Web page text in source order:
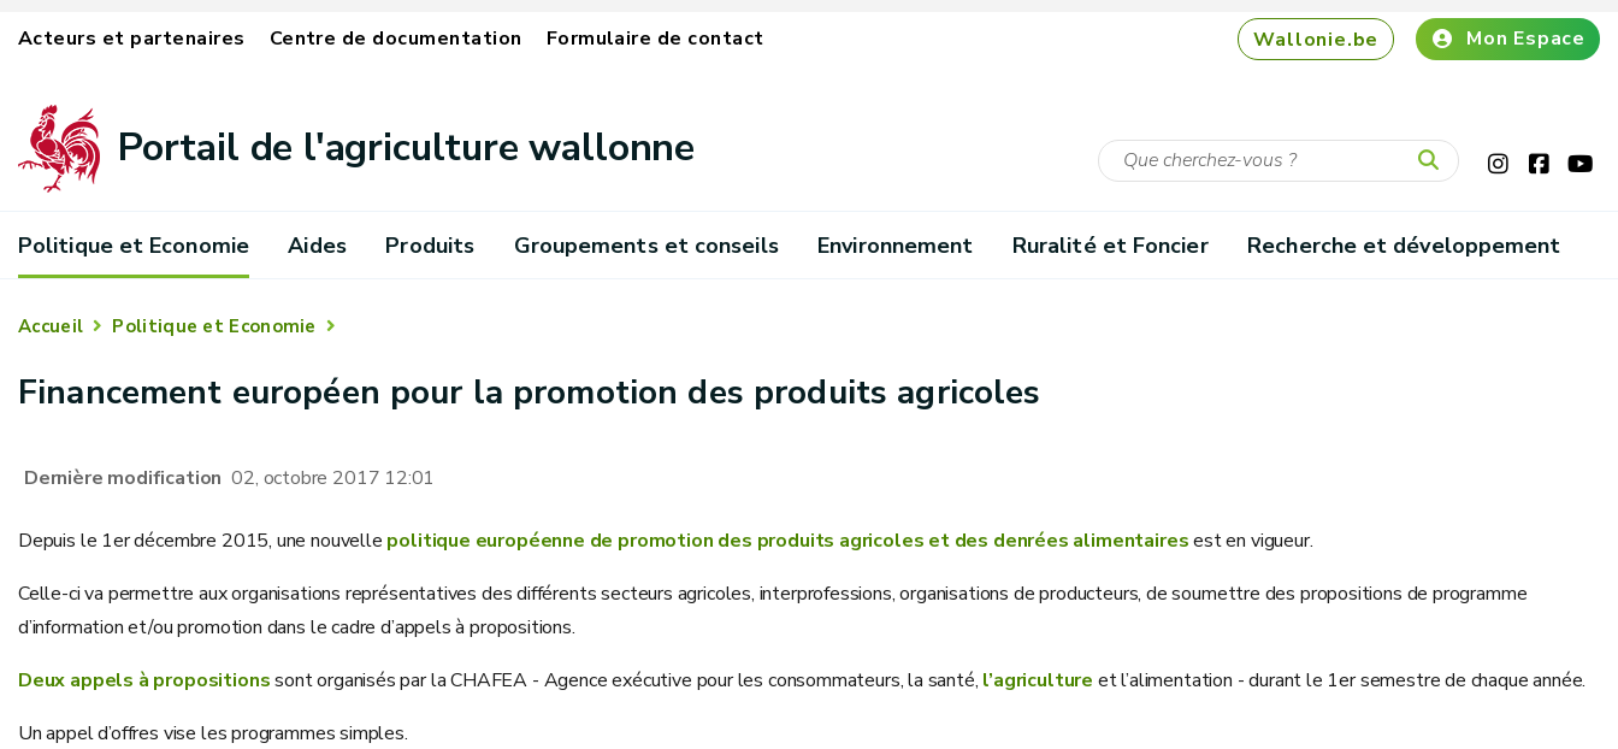
Acteurs et partenaires Centre de documentation Formulaire de contact Wallonie.be Mon Espace
Portail de l'agriculture wallonne
Politique et Economie Aides Produits Groupements et conseils Environnement Ruralité et Foncier Recherche et développement
Accueil Politique et Economie
Financement européen pour la promotion des produits agricoles
Dernière modification 02, octobre 2017 12:01
Depuis le 1er décembre 2015, une nouvelle politique européenne de promotion des produits agricoles et des denrées alimentairesest en vigueur.
Celle-ci va permettre aux organisations représentatives des différents secteurs agricoles, interprofessions, organisations de producteurs, de soumettre des propositions de programme
d’information et/ou promotion dans le cadre d’appels à propositions.
Deux appels à propositionssont organisés par la CHAFEA - Agence exécutive pour les consommateurs, la santé, l’agriculture et l’alimentation - durant le 1er semestre de chaque année.
Un appel d’offres vise les programmes simples.